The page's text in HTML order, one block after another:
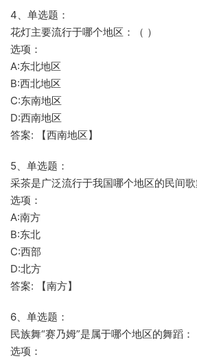
4、单选题：
花灯主要流行于哪个地区：（ ）
选项：
A:东北地区
B:西北地区
C:东南地区
D:西南地区
答案: 【西南地区】
5、单选题：
采茶是广泛流行于我国哪个地区的民间歌
选项：
A:南方
B:东北
C:西部
D:北方
答案: 【南方】
6、单选题：
民族舞“赛乃姆”是属于哪个地区的舞蹈：
选项：